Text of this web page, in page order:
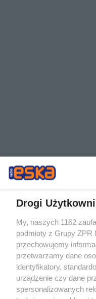
Żaden utwór zamieszczony
rozpowszechniany lub dalej
tym także elektroniczny lub
eksploatacji w jakiejkolwiek
Internecie bez pisemnej
wykorzystanie utworów w
tzn. bez właściwej zgody,
ścigane prawnie.
Drogi
My, naszych 1162
podmioty z Grupy ZPR
przechowujemy
przetwarzamy dane
identyfikatory,
urządzenie czy dane
spersonalizowanych